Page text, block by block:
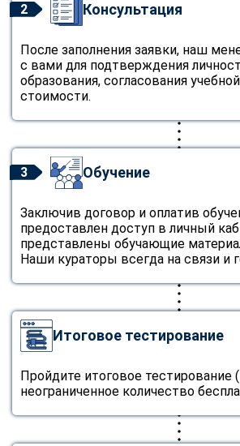
2 Консультация
После заполнения заявки, наш
с вами для подтверждения
образования, согласования
стоимости.
3 Обучение
Заключив договор и оплатив
предоставлен доступ в личный
представлены обучающие
Наши кураторы всегда на связи и
Итоговое тестирование
Пройдите итоговое тестирование
неограниченное количество